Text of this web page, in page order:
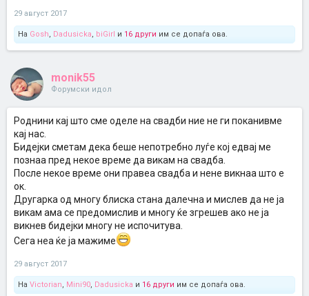
29 август 2017
На Gosh, Dadusicka, biGirl и 16 други им се допаѓа ова.
monik55
Форумски идол
Роднини кај што сме оделе на свадби ние не ги поканивме
кај нас.
Бидејки сметам дека беше непотребно луѓе кој едвај ме
познаа пред некое време да викам на свадба.
После некое време они правеа свадба и нене викнаа што е
ок.
Другарка од многу блиска стана далечна и мислев да не ја
викам ама се предомислив и многу ќе згрешев ако не ја
викнев бидејки многу не испочитува.
Сега неа ќе ја мажиме
29 август 2017
На Victorian, Mini90, Dadusicka и 16 други им се допаѓа ова.